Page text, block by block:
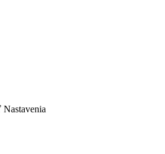
Nastavenia